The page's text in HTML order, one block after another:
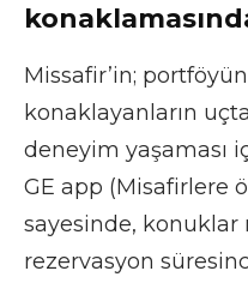
Missafir’in;
konaklayanların
deneyim yaşaması
GE app (Misafirlere
sayesinde, konuklar
rezervasyon